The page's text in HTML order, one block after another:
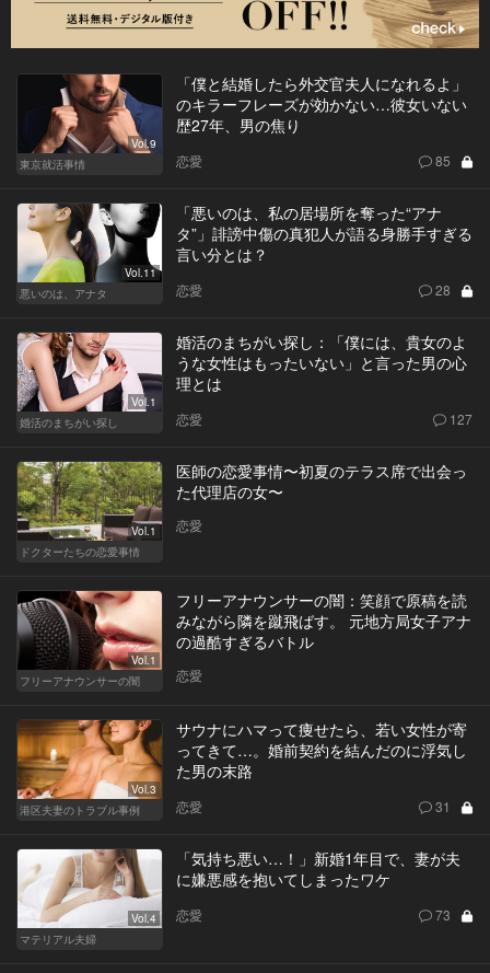
Vol.9
東京就活事情
「僕と結婚したら外交官夫人になれるよ」
のキラーフレーズが効かない…彼女いない
歴27年、男の焦り
恋愛 85
Vol.11
悪いのは、アナタ
「悪いのは、私の居場所を奪った“アナ
タ”」誹謗中傷の真犯人が語る身勝手すぎる
言い分とは？
恋愛 28
Vol.1
婚活のまちがい探し
婚活のまちがい探し：「僕には、貴女のよ
うな女性はもったいない」と言った男の心
理とは
恋愛 127
Vol.1
ドクターたちの恋愛事情
医師の恋愛事情〜初夏のテラス席で出会っ
た代理店の女〜
恋愛
Vol.1
フリーアナウンサーの闇
フリーアナウンサーの闇：笑顔で原稿を読
みながら隣を蹴飛ばす。 元地方局女子アナ
の過酷すぎるバトル
恋愛
Vol.3
港区夫妻のトラブル事例
サウナにハマって痩せたら、若い女性が寄
ってきて…。婚前契約を結んだのに浮気し
た男の末路
恋愛 31
Vol.4
マテリアル夫婦
「気持ち悪い…！」新婚1年目で、妻が夫
に嫌悪感を抱いてしまったワケ
恋愛 73